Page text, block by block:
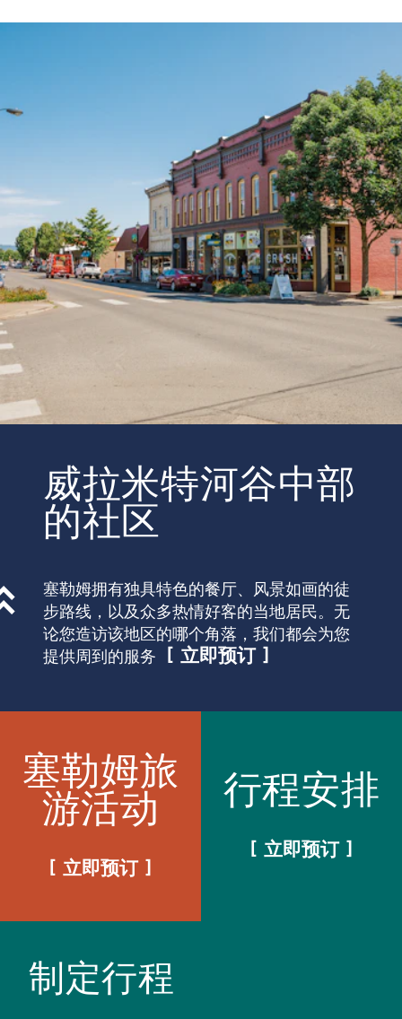
威拉米特河谷中部
的社区
塞勒姆拥有独具特色的餐厅、风景如画的徒
步路线，以及众多热情好客的当地居民。无
论您造访该地区的哪个角落，我们都会为您
提供周到的服务
立即预订
塞勒姆旅
游活动
立即预订
行程安排
立即预订
制定行程